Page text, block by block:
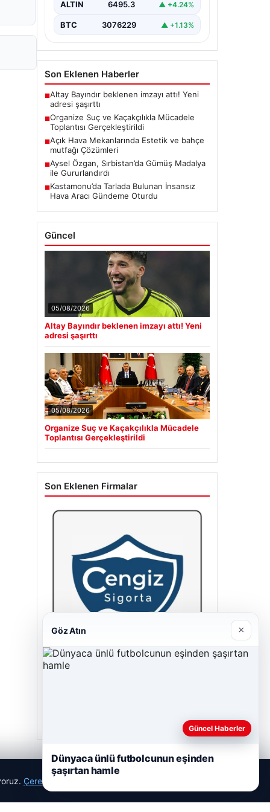
ALTIN 6495.3 ▲ +4.24%
BTC 3076229 ▲ +1.13%
Son Eklenen Haberler
■Altay Bayındır beklenen imzayı attı! Yeni
adresi şaşırttı
■Organize Suç ve Kaçakçılıkla Mücadele
Toplantısı Gerçekleştirildi
■Açık Hava Mekanlarında Estetik ve bahçe
mutfağı Çözümleri
■Aysel Özgan, Sırbistan’da Gümüş Madalya
ile Gururlandırdı
■Kastamonu’da Tarlada Bulunan İnsansız
Hava Aracı Gündeme Oturdu
Güncel
05/08/2026
Altay Bayındır beklenen imzayı attı! Yeni
adresi şaşırttı
05/08/2026
Organize Suç ve Kaçakçılıkla Mücadele
Toplantısı Gerçekleştirildi
Son Eklenen Firmalar
Çerez Politikamız
Göz Atın ×
Güncel Haberler
Dünyaca ünlü futbolcunun eşinden
şaşırtan hamle